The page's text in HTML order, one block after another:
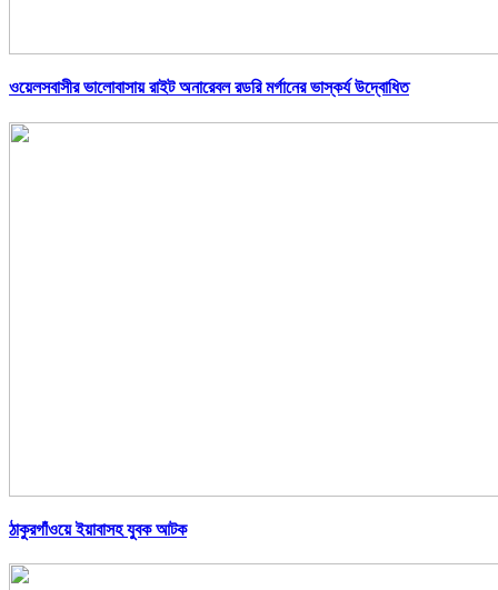
ওয়েলসবাসীর ভালোবাসায় রাইট অনারেবল রডরি মর্গানের ভাস্কর্য উদ্বোধিত
ঠাকুরগাঁওয়ে ইয়াবাসহ যুবক আটক